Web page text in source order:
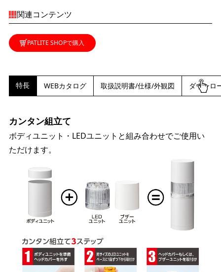
関連コンテンツ
PATLITE SHOPで購入
特長 WEBカタログ 取扱説明書/仕様/外観図 ダウンロ
カンタン組立て
ボディユニット・LEDユニットと組み合わせでご使用い
ただけます。